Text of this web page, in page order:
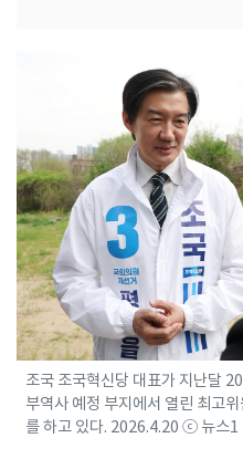
조국 조국혁신당 대표가 지난달
부역사 예정 부지에서 열린 최고
를 하고 있다. 2026.4.20 ⓒ 뉴스1